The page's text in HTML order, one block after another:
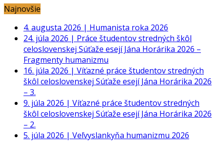
Najnovšie
4. augusta 2026 | Humanista roka 2026
24. júla 2026 | Práce študentov stredných škôl
celoslovenskej Súťaže esejí Jána Horárika 2026 –
Fragmenty humanizmu
16. júla 2026 | Víťazné práce študentov stredných
škôl celoslovenskej Súťaže esejí Jána Horárika 2026
– 3.
9. júla 2026 | Víťazné práce študentov stredných
škôl celoslovenskej Súťaže esejí Jána Horárika 2026
– 2.
5. júla 2026 | Veľvyslankyňa humanizmu 2026